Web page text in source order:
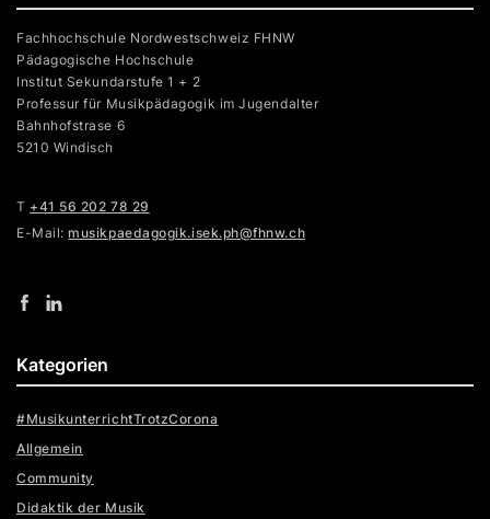
Fachhochschule Nordwestschweiz FHNW
Pädagogische Hochschule
Institut Sekundarstufe 1 + 2
Professur für Musikpädagogik im Jugendalter
Bahnhofstrase 6
5210 Windisch
T +41 56 202 78 29
E-Mail:musikpaedagogik.isek.ph@fhnw.ch
Kategorien
#MusikunterrichtTrotzCorona
Allgemein
Community
Didaktik der Musik